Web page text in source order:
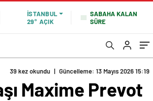
İSTANBUL
29° AÇIK
SABAHA KALAN
SÜRE
39 kez okundu | Güncelleme: 13 Mayıs 2026 15:19
Maxime Prevot